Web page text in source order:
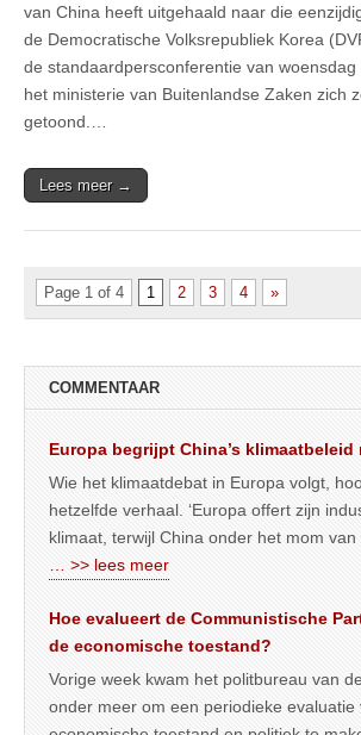
van China heeft uitgehaald naar die
de Democratische Volksrepubliek Korea
de standaardpersconferentie van
het ministerie van Buitenlandse Zaken zich
getoond.…
Lees meer →
Page 1 of 4 1 2 3 4 »
COMMENTAAR
Europa begrijpt China’s
Wie het klimaatdebat in Europa volgt,
hetzelfde verhaal. ‘Europa offert zijn
klimaat, terwijl China onder het mom
… >> lees meer
Hoe evalueert de Communistische
de economische toestand?
Vorige week kwam het politbureau van
onder meer om een periodieke evaluatie